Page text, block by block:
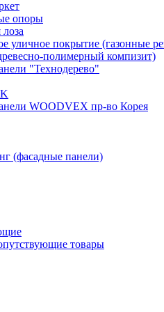
опоры
уличное покрытие (газонные
полимерный компизит)
"Технодерево"
WOODVEX пр-во Корея
(фасадные панели)
товары